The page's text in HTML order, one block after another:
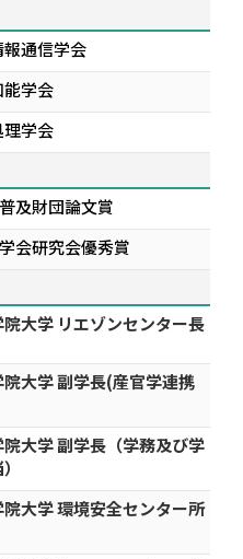
報通信学会
能学会
学会
及財団論文賞
会研究会優秀賞
院大学 リエゾンセンター長
院大学 副学長(産官学連携
院大学 副学長（学務及び学
院大学 環境安全センター所